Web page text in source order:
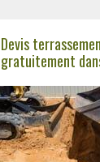
Devis
gratuitement